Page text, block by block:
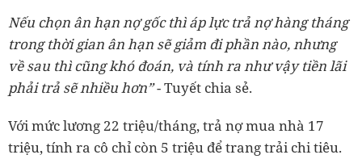
Nếu chọn ân hạn nợ gốc thì áp lực trả nợ hàng tháng
trong thời gian ân hạn sẽ giảm đi phần nào, nhưng
về sau thì cũng khó đoán, và tính ra như vậy tiền lãi
phải trả sẽ nhiều hơn”- Tuyết chia sẻ.
Với mức lương 22 triệu/tháng, trả nợ mua nhà 17
triệu, tính ra cô chỉ còn 5 triệu để trang trải chi tiêu.